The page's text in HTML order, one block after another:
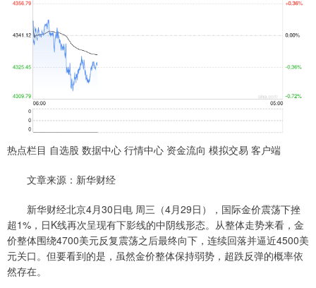
热点栏目 自选股 数据中心 行情中心 资金流向 模拟交易 客户端
文章来源：新华财经
新华财经北京4月30日电 周三（4月29日），国际金价震荡下挫
超1%，日K线再次呈现有下影线的中阴线形态。从整体走势来看，金
价整体围绕4700美元反复震荡之后最终向下，连续回落并逼近4500美
元关口。但要看到的是，虽然金价整体保持弱势，超跌反弹的概率依
然存在。